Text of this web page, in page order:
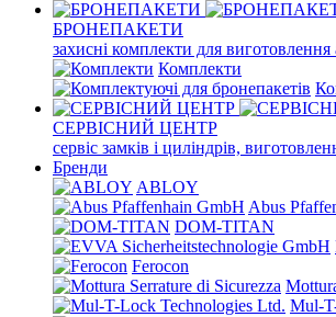
БРОНЕПАКЕТИ
захисні комплекти для виготовлення
Комплекти
СЕРВІСНИЙ ЦЕНТР
сервіс замків і циліндрів,
Бренди
ABLOY
Abus
DOM-TITAN
Ferocon
Mul-